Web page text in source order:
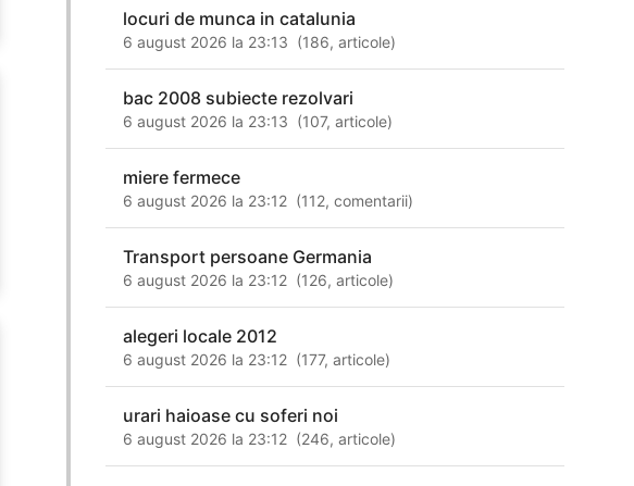
locuri de munca in catalunia
6 august 2026 la 23:13 (186,articole)
bac 2008 subiecte rezolvari
6 august 2026 la 23:13 (107,articole)
miere fermece
6 august 2026 la 23:12 (112,comentarii)
Transport persoane Germania
6 august 2026 la 23:12 (126,articole)
alegeri locale 2012
6 august 2026 la 23:12 (177,articole)
urari haioase cu soferi noi
6 august 2026 la 23:12 (246,articole)